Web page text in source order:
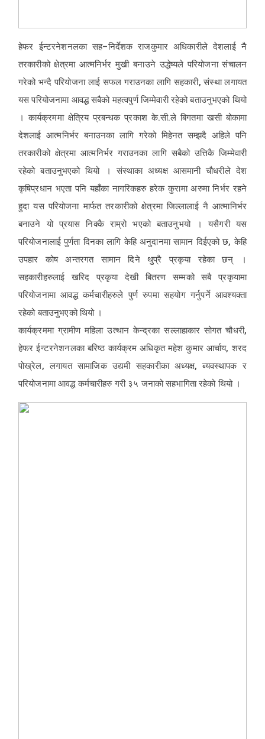
हेफर ईन्टरनेशनलका सह–निर्देशक राजकुमार अधिकारीले देशलाई नै
तरकारीको क्षेत्रमा आत्मनिर्भर मुखी बनाउने उद्धेष्यले परियोजना संचालन
गरेको भन्दै परियोजना लाई सफल गराउनका लागि सहकारी, संस्था लगायत
यस परियोजनामा आवद्ध सबैको महत्वपुर्ण जिम्मेवारी रहेको बताउनुभएको थियो
। कार्यक्रममा क्षेत्रिय प्रबन्धक प्रकाश के.सी.ले बिगतमा खसी बोकामा
देशलाई आत्मनिर्भर बनाउनका लागि गरेको मिहेनत सम्झदै अहिले पनि
तरकारीको क्षेत्रमा आत्मनिर्भर गराउनका लागि सबैको उत्तिकै जिम्मेवारी
रहेको बताउनुभएको थियो । संस्थाका अध्यक्ष आसमानी चौधरीले देश
कृषिप्रधान भएता पनि यहाँका नागरिकहरु हरेक कुरामा अरुमा निर्भर रहने
हुदा यस परियोजना मार्फत तरकारीको क्षेत्रमा जिल्लालाई नै आत्मानिर्भर
बनाउने यो प्रयास निक्कै राम्रो भएको बताउनुभयो । यसैगरी यस
परियोजनालाई पुर्णता दिनका लागि केहि अनुदानमा सामान दिईएको छ, केहि
उपहार कोष अन्तरगत सामान दिने थुप्रै प्रकृया रहेका छन् ।
सहकारीहरुलाई खरिद प्रकृया देखी बितरण सम्मको सबै प्रकृयामा
परियोजनामा आवद्ध कर्मचारीहरुले पुर्ण रुपमा सहयोग गर्नुपर्ने आवश्यक्ता
रहेको बताउनुभएको थियो ।
कार्यक्रममा ग्रामीण महिला उत्थान केन्द्रका सल्लाहाकार सोगत चौधरी,
हेफर ईन्टरनेशनलका बरिष्ठ कार्यक्रम अधिकृत महेश कुमार आर्चाय, शरद
पोख्रेल, लगायत सामाजिक उद्यमी सहकारीका अध्यक्ष, ब्यवस्थापक र
परियोजनामा आवद्ध कर्मचारीहरु गरी ३५ जनाको सहभागिता रहेको थियो ।